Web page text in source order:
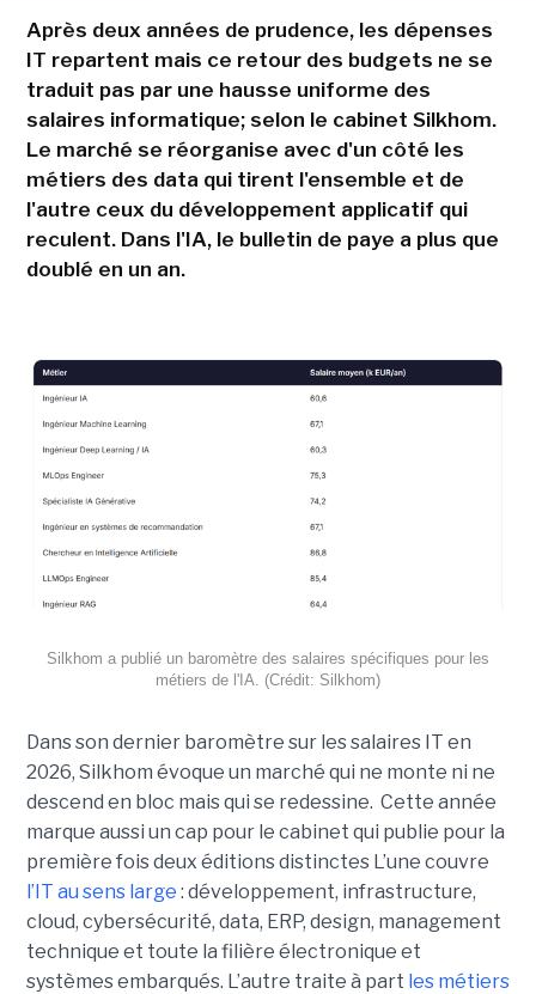
Après deux années de prudence, les dépenses
IT repartent mais ce retour des budgets ne se
traduit pas par une hausse uniforme des
salaires informatique; selon le cabinet Silkhom.
Le marché se réorganise avec d'un côté les
métiers des data qui tirent l'ensemble et de
l'autre ceux du développement applicatif qui
reculent. Dans l'IA, le bulletin de paye a plus que
doublé en un an.
Silkhom a publié un baromètre des salaires spécifiques pour les
métiers de l'IA. (Crédit: Silkhom)
Dans son dernier baromètre sur les salaires IT en
2026, Silkhom évoque un marché qui ne monte ni ne
descend en bloc mais qui se redessine. Cette année
marque aussi un cap pour le cabinet qui publie pour la
première fois deux éditions distinctes L’une couvre
l’IT au sens large : développement, infrastructure,
cloud, cybersécurité, data, ERP, design, management
technique et toute la filière électronique et
systèmes embarqués. L’autre traite à part les métiers